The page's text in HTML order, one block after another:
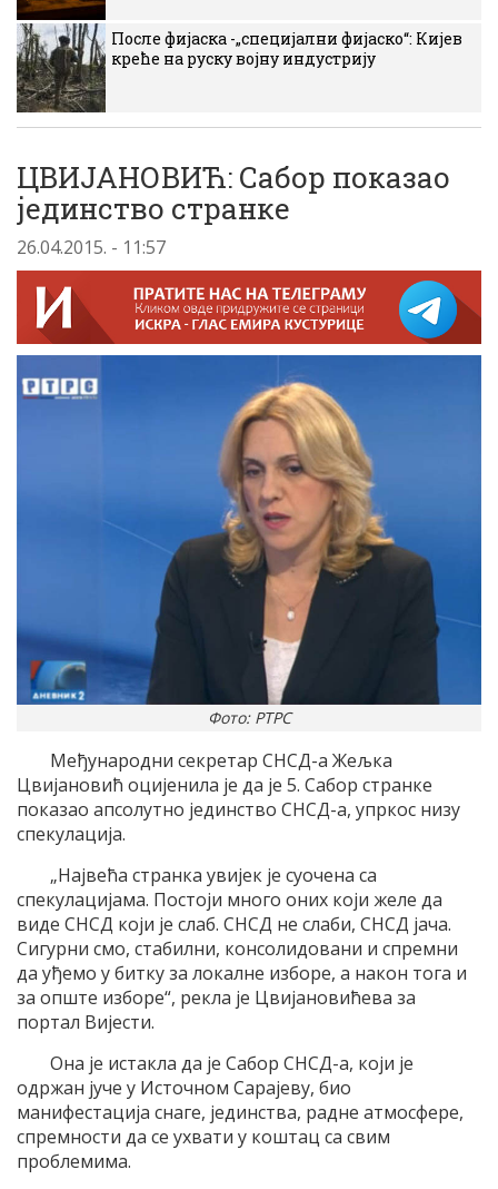
После фијаска -„специјални фијаско“: Кијев
креће на руску војну индустрију
ЦВИЈАНОВИЋ: Сабор показао
јединство странке
26.04.2015. - 11:57
Фото: РТРС
Међународни секретар СНСД-а Жељка
Цвијановић оцијенила је да је 5. Сабор странке
показао апсолутно јединство СНСД-а, упркос низу
спекулација.
„Највећа странка увијек је суочена са
спекулацијама. Постоји много оних који желе да
виде СНСД који је слаб. СНСД не слаби, СНСД јача.
Сигурни смо, стабилни, консолидовани и спремни
да уђемо у битку за локалне изборе, а након тога и
за опште изборе“, рекла је Цвијановићева за
портал Вијести.
Она је истакла да је Сабор СНСД-а, који је
одржан јуче у Источном Сарајеву, био
манифестација снаге, јединства, радне атмосфере,
спремности да се ухвати у коштац са свим
проблемима.